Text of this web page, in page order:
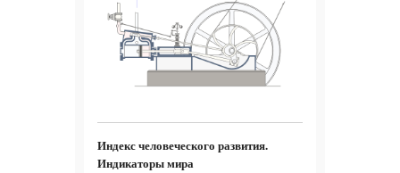
Индекс человеческого развития.
Индикаторы мира